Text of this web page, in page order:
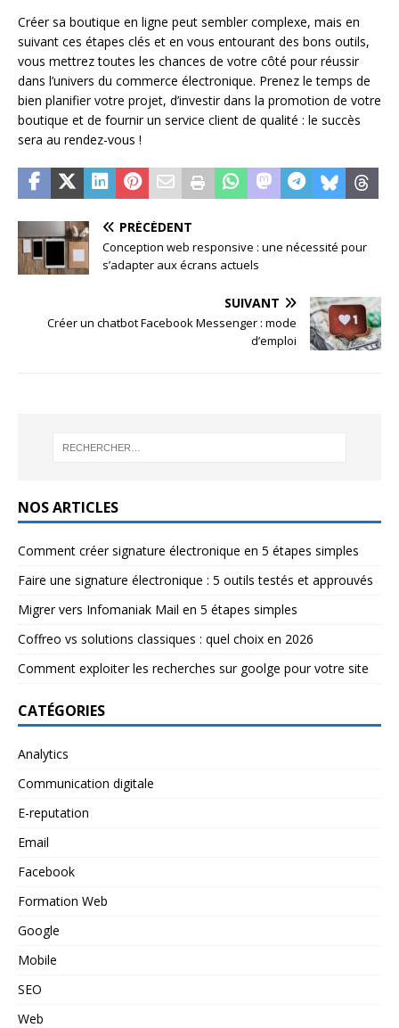
Créer sa boutique en ligne peut sembler complexe, mais en
suivant ces étapes clés et en vous entourant des bons outils,
vous mettrez toutes les chances de votre côté pour réussir
dans l’univers du commerce électronique. Prenez le temps de
bien planifier votre projet, d’investir dans la promotion de votre
boutique et de fournir un service client de qualité : le succès
sera au rendez-vous !
PRÉCÉDENT
Conception web responsive : une nécessité pour
s’adapter aux écrans actuels
SUIVANT
Créer un chatbot Facebook Messenger : mode
d’emploi
NOS ARTICLES
Comment créer signature électronique en 5 étapes simples
Faire une signature électronique : 5 outils testés et approuvés
Migrer vers Infomaniak Mail en 5 étapes simples
Coffreo vs solutions classiques : quel choix en 2026
Comment exploiter les recherches sur goolge pour votre site
CATÉGORIES
Analytics
Communication digitale
E-reputation
Email
Facebook
Formation Web
Google
Mobile
SEO
Web